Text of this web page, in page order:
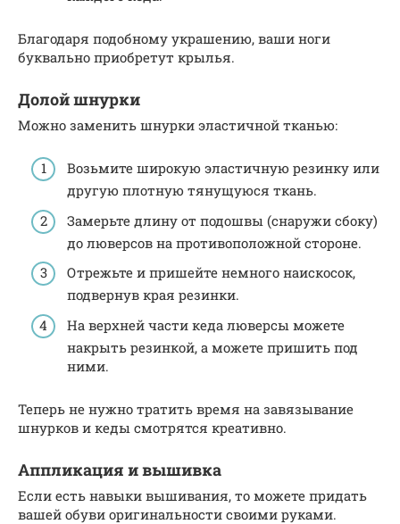
Благодаря подобному украшению, ваши ноги
буквально приобретут крылья.
Долой шнурки
Можно заменить шнурки эластичной тканью:
Возьмите широкую эластичную резинку или
другую плотную тянущуюся ткань.
Замерьте длину от подошвы (снаружи сбоку)
до люверсов на противоположной стороне.
Отрежьте и пришейте немного наискосок,
подвернув края резинки.
На верхней части кеда люверсы можете
накрыть резинкой, а можете пришить под
ними.
Теперь не нужно тратить время на завязывание
шнурков и кеды смотрятся креативно.
Аппликация и вышивка
Если есть навыки вышивания, то можете придать
вашей обуви оригинальности своими руками.